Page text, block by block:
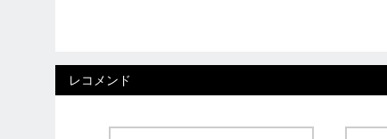
レコメンド